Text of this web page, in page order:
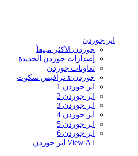
اير جوردن
جوردن الأكثر مبيعاً
إصدارات جوردن الجديدة
تعاونات جوردن
جوردن x ترافيس سكوت
اير جوردن 1
اير جوردن 2
اير جوردن 3
اير جوردن 4
اير جوردن 5
اير جوردن 6
View All اير جوردن